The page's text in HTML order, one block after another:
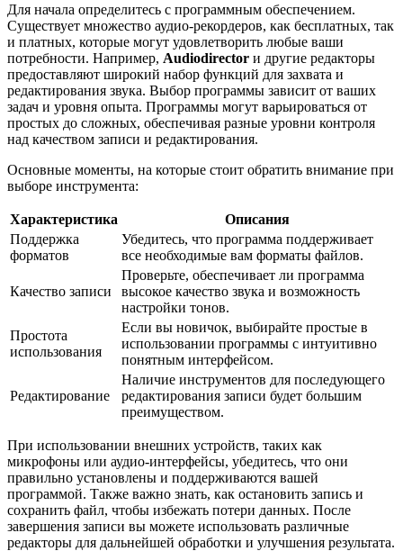
Для начала определитесь с программным обеспечением.
Существует множество аудио-рекордеров, как бесплатных, так
и платных, которые могут удовлетворить любые ваши
потребности. Например, Audiodirector и другие редакторы
предоставляют широкий набор функций для захвата и
редактирования звука. Выбор программы зависит от ваших
задач и уровня опыта. Программы могут варьироваться от
простых до сложных, обеспечивая разные уровни контроля
над качеством записи и редактирования.
Основные моменты, на которые стоит обратить внимание при
выборе инструмента:
Характеристика
Описания
Поддержка
форматов
Убедитесь, что программа поддерживает
все необходимые вам форматы файлов.
Качество записи
Проверьте, обеспечивает ли программа
высокое качество звука и возможность
настройки тонов.
Простота
использования
Если вы новичок, выбирайте простые в
использовании программы с интуитивно
понятным интерфейсом.
Редактирование
Наличие инструментов для последующего
редактирования записи будет большим
преимуществом.
При использовании внешних устройств, таких как
микрофоны или аудио-интерфейсы, убедитесь, что они
правильно установлены и поддерживаются вашей
программой. Также важно знать, как остановить запись и
сохранить файл, чтобы избежать потери данных. После
завершения записи вы можете использовать различные
редакторы для дальнейшей обработки и улучшения результата.